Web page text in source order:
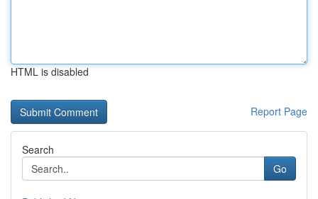
HTML is disabled
Report Page
Search
Go